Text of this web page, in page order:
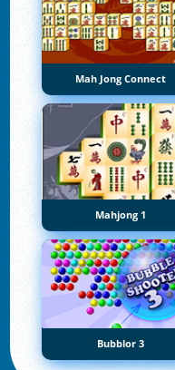
Mah Jong Connect
Mahjong 1
Bubblor 3